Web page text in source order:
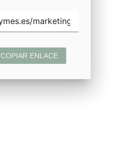
COPIAR ENLACE